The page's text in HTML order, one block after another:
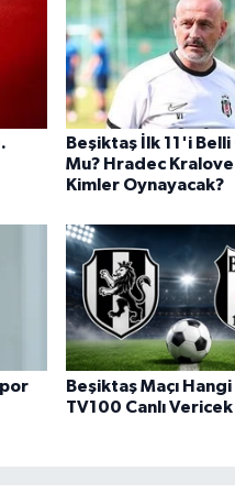
Beşiktaş İlk 11'i Belli
Mu? Hradec Kralove
Kimler Oynayacak?
Beşiktaş Maçı
TV100 Canlı Vericek